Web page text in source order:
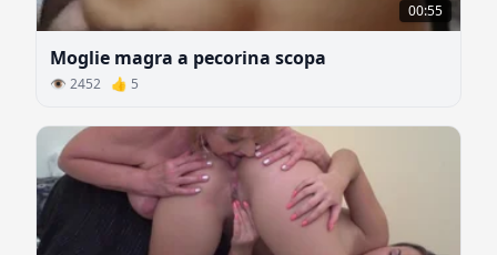
00:55
Moglie magra a pecorina scopa
👁 2452 👍 5